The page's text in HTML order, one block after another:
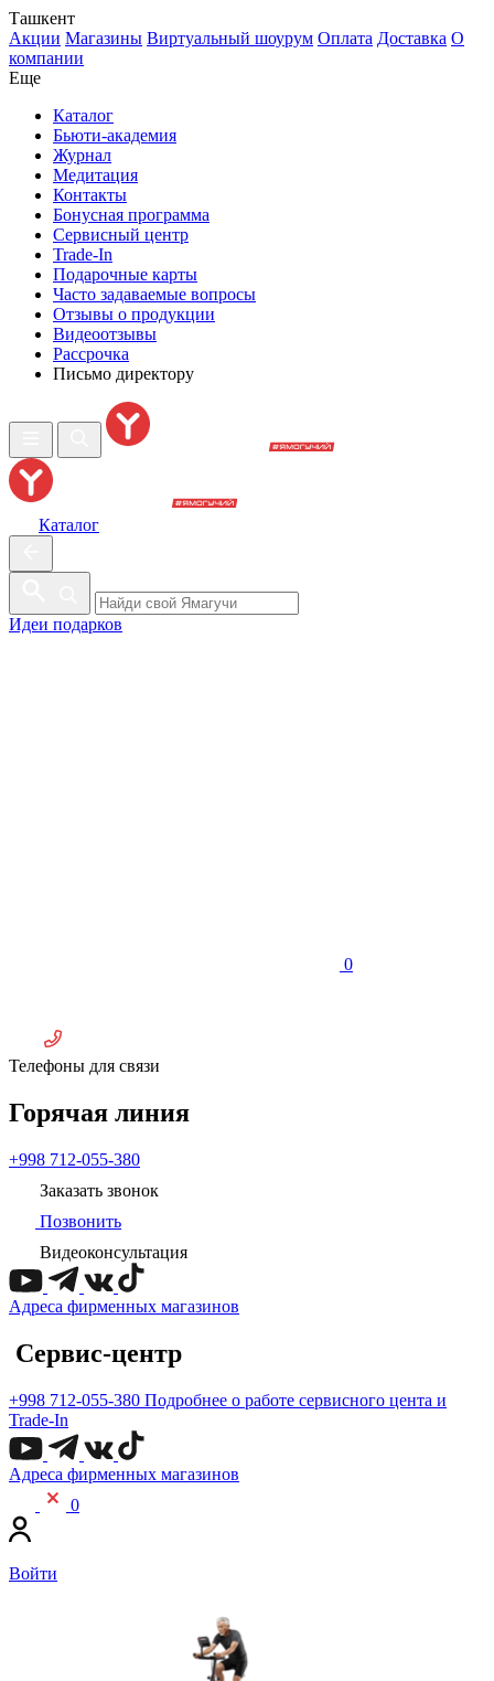
Ташкент
Акции Магазины Виртуальный шоурум Оплата Доставка О
компании
Еще
Каталог
Бьюти-академия
Журнал
Медитация
Контакты
Бонусная программа
Сервисный центр
Trade-In
Подарочные карты
Часто задаваемые вопросы
Отзывы о продукции
Видеоотзывы
Рассрочка
Письмо директору
Каталог
Идеи подарков
0
Телефоны для связи
Горячая линия
+998 712-055-380
Заказать звонок
Позвонить
Видеоконсультация
Адреса фирменных магазинов
Сервис-центр
+998 712-055-380 Подробнее о работе сервисного цента и
Trade-In
Адреса фирменных магазинов
0
Войти